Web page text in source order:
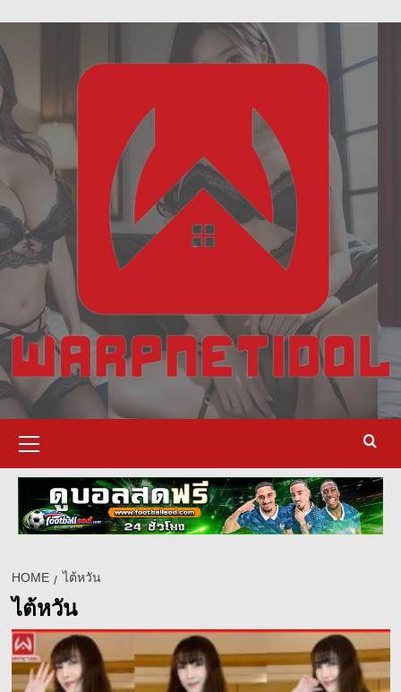
ฝัน
เห็น
to
content
Menu
HOME ไต้หวัน
ไต้หวัน